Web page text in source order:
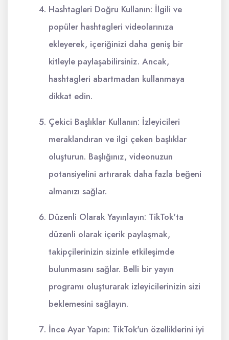
Hashtagleri Doğru Kullanın: İlgili ve
popüler hashtagleri videolarınıza
ekleyerek, içeriğinizi daha geniş bir
kitleyle paylaşabilirsiniz. Ancak,
hashtagleri abartmadan kullanmaya
dikkat edin.
Çekici Başlıklar Kullanın: İzleyicileri
meraklandıran ve ilgi çeken başlıklar
oluşturun. Başlığınız, videonuzun
potansiyelini artırarak daha fazla beğeni
almanızı sağlar.
Düzenli Olarak Yayınlayın: TikTok'ta
düzenli olarak içerik paylaşmak,
takipçilerinizin sizinle etkileşimde
bulunmasını sağlar. Belli bir yayın
programı oluşturarak izleyicilerinizin sizi
beklemesini sağlayın.
İnce Ayar Yapın: TikTok'un özelliklerini iyi